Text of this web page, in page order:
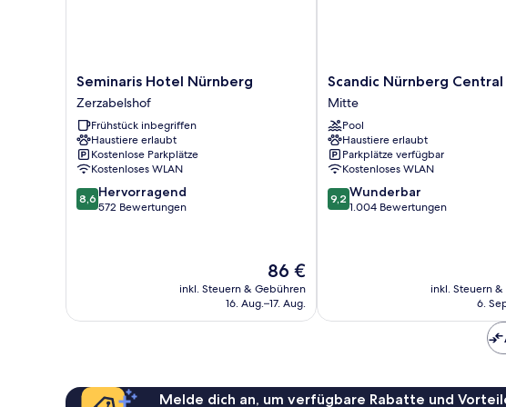
Seminaris
Hotel
Nürnberg
Zerzabelshof
Seminaris Hotel Nürnberg
Zerzabelshof
Frühstück inbegriffen
Haustiere erlaubt
Kostenlose Parkplätze
Kostenloses WLAN
8.6
von
8,6 Hervorragend
572 Bewertungen
Der
Preis
beträgt
86 €
inkl. Steuern & Gebühren
16. Aug.–17. Aug.
Scandic
Nürnberg
Central
Mitte
Scandic Nürnberg Central
Mitte
Pool
Haustiere erlaubt
Parkplätze verfügbar
Kostenloses WLAN
9.2
von
9,2 Wunderbar
1.004 Bewertungen
inkl. Steuern
6.
Melde dich an, um verfügbare Rabatte und